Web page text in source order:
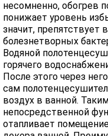
несомненно, обогрев
понижает уровень
значит, препятствует
болезнетворных
Водяной
горячего
После этого через
сам
воздух в ванной.
непосредственной
отапливает